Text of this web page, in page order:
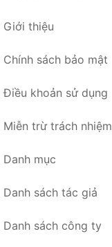
Giới thiệu
Chính sách bảo mật
Điều khoản sử dụng
Miễn trừ trách nhiệm
Danh mục
Danh sách tác giả
Danh sách công ty